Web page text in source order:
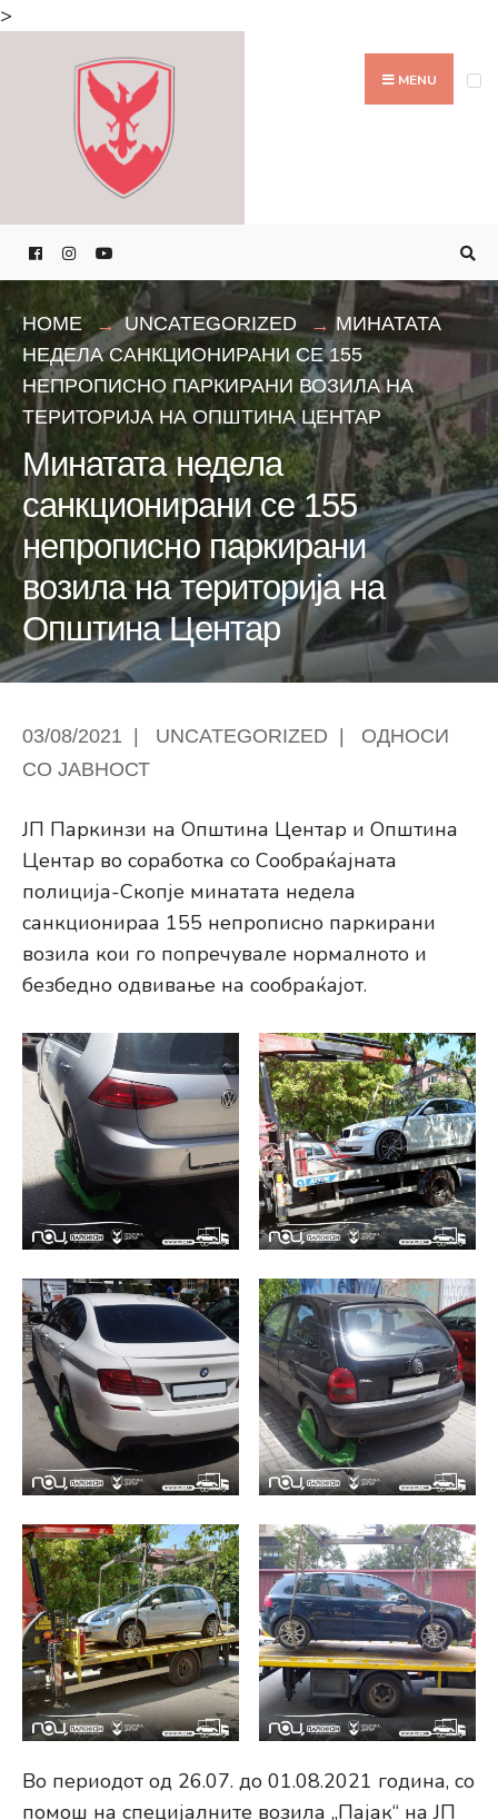
>
MENU
HOME UNCATEGORIZED
МИНАТАТА
НЕДЕЛА САНКЦИОНИРАНИ СЕ 155
НЕПРОПИСНО ПАРКИРАНИ ВОЗИЛА НА
ТЕРИТОРИЈА НА ОПШТИНА ЦЕНТАР
Минатата недела
санкционирани се 155
непрописно паркирани
возила на територија на
Општина Центар
03/08/2021 UNCATEGORIZED
ОДНОСИ
СО ЈАВНОСТ
ЈП Паркинзи на Општина Центар и Општина
Центар во соработка со Сообраќајната
полиција-Скопје минатата недела
санкционираа 155 непрописно паркирани
возила кои го попречувале нормалното и
безбедно одвивање на сообраќајот.
Во периодот од 26.07. до 01.08.2021 година, со
помош на специјалните возила „Пајак“ на ЈП